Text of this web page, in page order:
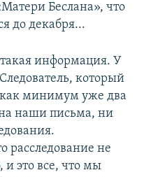
Беслана», что
до декабря...
информация. У
который
как минимум уже два
на наши письма, ни
расследование не
и это все, что мы